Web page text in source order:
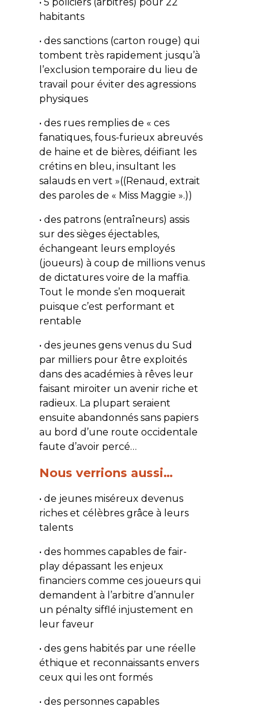
habitants
• des sanctions (carton rouge) qui
tombent très rapidement jusqu’à
l’exclusion temporaire du lieu de
travail pour éviter des agressions
physiques
• des rues remplies de « ces
fanatiques, fous-furieux abreuvés
de haine et de bières, déifiant les
crétins en bleu, insultant les
salauds en vert »((Renaud, extrait
des paroles de « Miss Maggie ».))
• des patrons (entraîneurs) assis
sur des sièges éjectables,
échangeant leurs employés
(joueurs) à coup de millions venus
de dictatures voire de la maffia.
Tout le monde s’en moquerait
puisque c’est performant et
rentable
• des jeunes gens venus du Sud
par milliers pour être exploités
dans des académies à rêves leur
faisant miroiter un avenir riche et
radieux. La plupart seraient
ensuite abandonnés sans papiers
au bord d’une route occidentale
faute d’avoir percé…
Nous verrions aussi…
• de jeunes miséreux devenus
riches et célèbres grâce à leurs
talents
• des hommes capables de fair-
play dépassant les enjeux
financiers comme ces joueurs qui
demandent à l’arbitre d’annuler
un pénalty sifflé injustement en
leur faveur
• des gens habités par une réelle
éthique et reconnaissants envers
ceux qui les ont formés
• des personnes capables